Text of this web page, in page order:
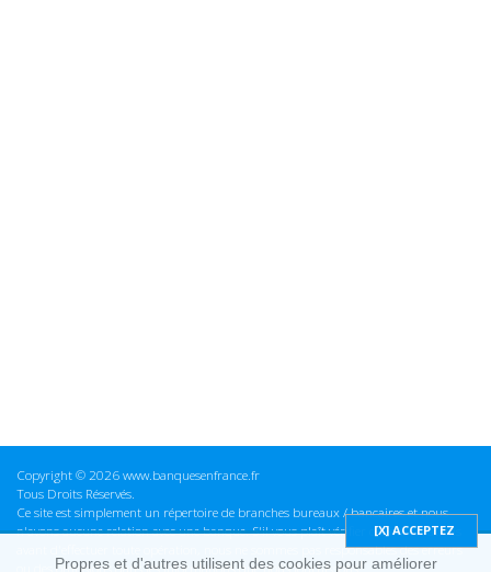
Copyright © 2026 www.banquesenfrance.fr
Tous Droits Réservés.
Ce site est simplement un répertoire de branches bureaux / bancaires et nous
n'avons aucune relation avec une banque. S'il vous plaît vérifier ces informations
avant d'effectuer toute opération, nous ne sommes pas responsables des erreurs
ou des omissions dans les informations que nous fournissons.
Propres et d'autres utilisent des cookies pour améliorer